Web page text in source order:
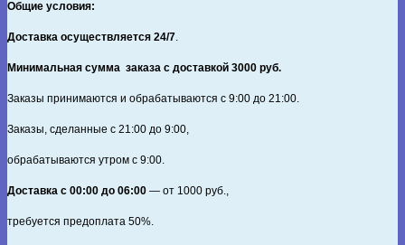
Общие условия:
Доставка осуществляется 24/7.
Минимальная сумма заказа с доставкой 3000 руб.
Заказы принимаются и обрабатываются с 9:00 до 21:00.
Заказы, сделанные с 21:00 до 9:00,
обрабатываются утром с 9:00.
Доставка с 00:00 до 06:00 — от 1000 руб.,
требуется предоплата 50%.